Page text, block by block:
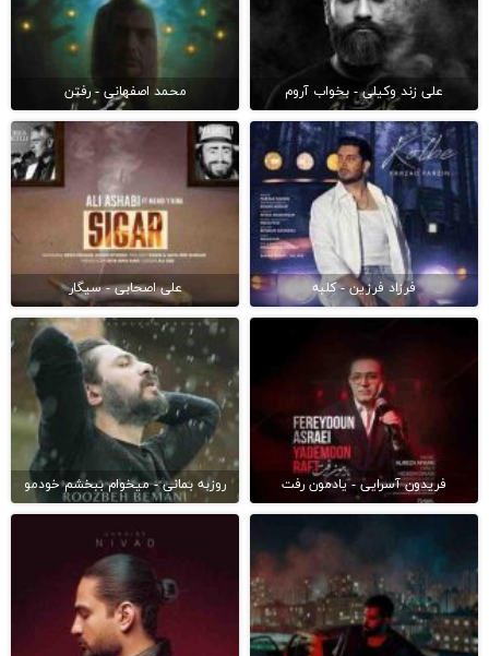
علی زند وکیلی - بخواب آروم محمد اصفهانی - رفتن
فرزاد فرزین - کلبه علی اصحابی - سیگار
فریدون آسرایی - یادمون رفت روزبه بمانی - میخوام ببخشم خودمو